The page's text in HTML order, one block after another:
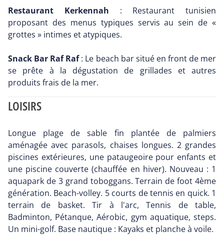
Restaurant Kerkennah : Restaurant tunisien
proposant des menus typiques servis au sein de «
grottes » intimes et atypiques.
Snack Bar Raf Raf: Le beach bar situé en front de mer
se prête à la dégustation de grillades et autres
produits frais de la mer.
LOISIRS
Longue plage de sable fin plantée de palmiers
aménagée avec parasols, chaises longues. 2 grandes
piscines extérieures, une pataugeoire pour enfants et
une piscine couverte (chauffée en hiver). Nouveau : 1
aquapark de 3 grand toboggans. Terrain de foot 4ème
génération. Beach-volley. 5 courts de tennis en quick. 1
terrain de basket. Tir à l'arc, Tennis de table,
Badminton, Pétanque, Aérobic, gym aquatique, steps.
Un mini-golf. Base nautique : Kayaks et planche à voile.